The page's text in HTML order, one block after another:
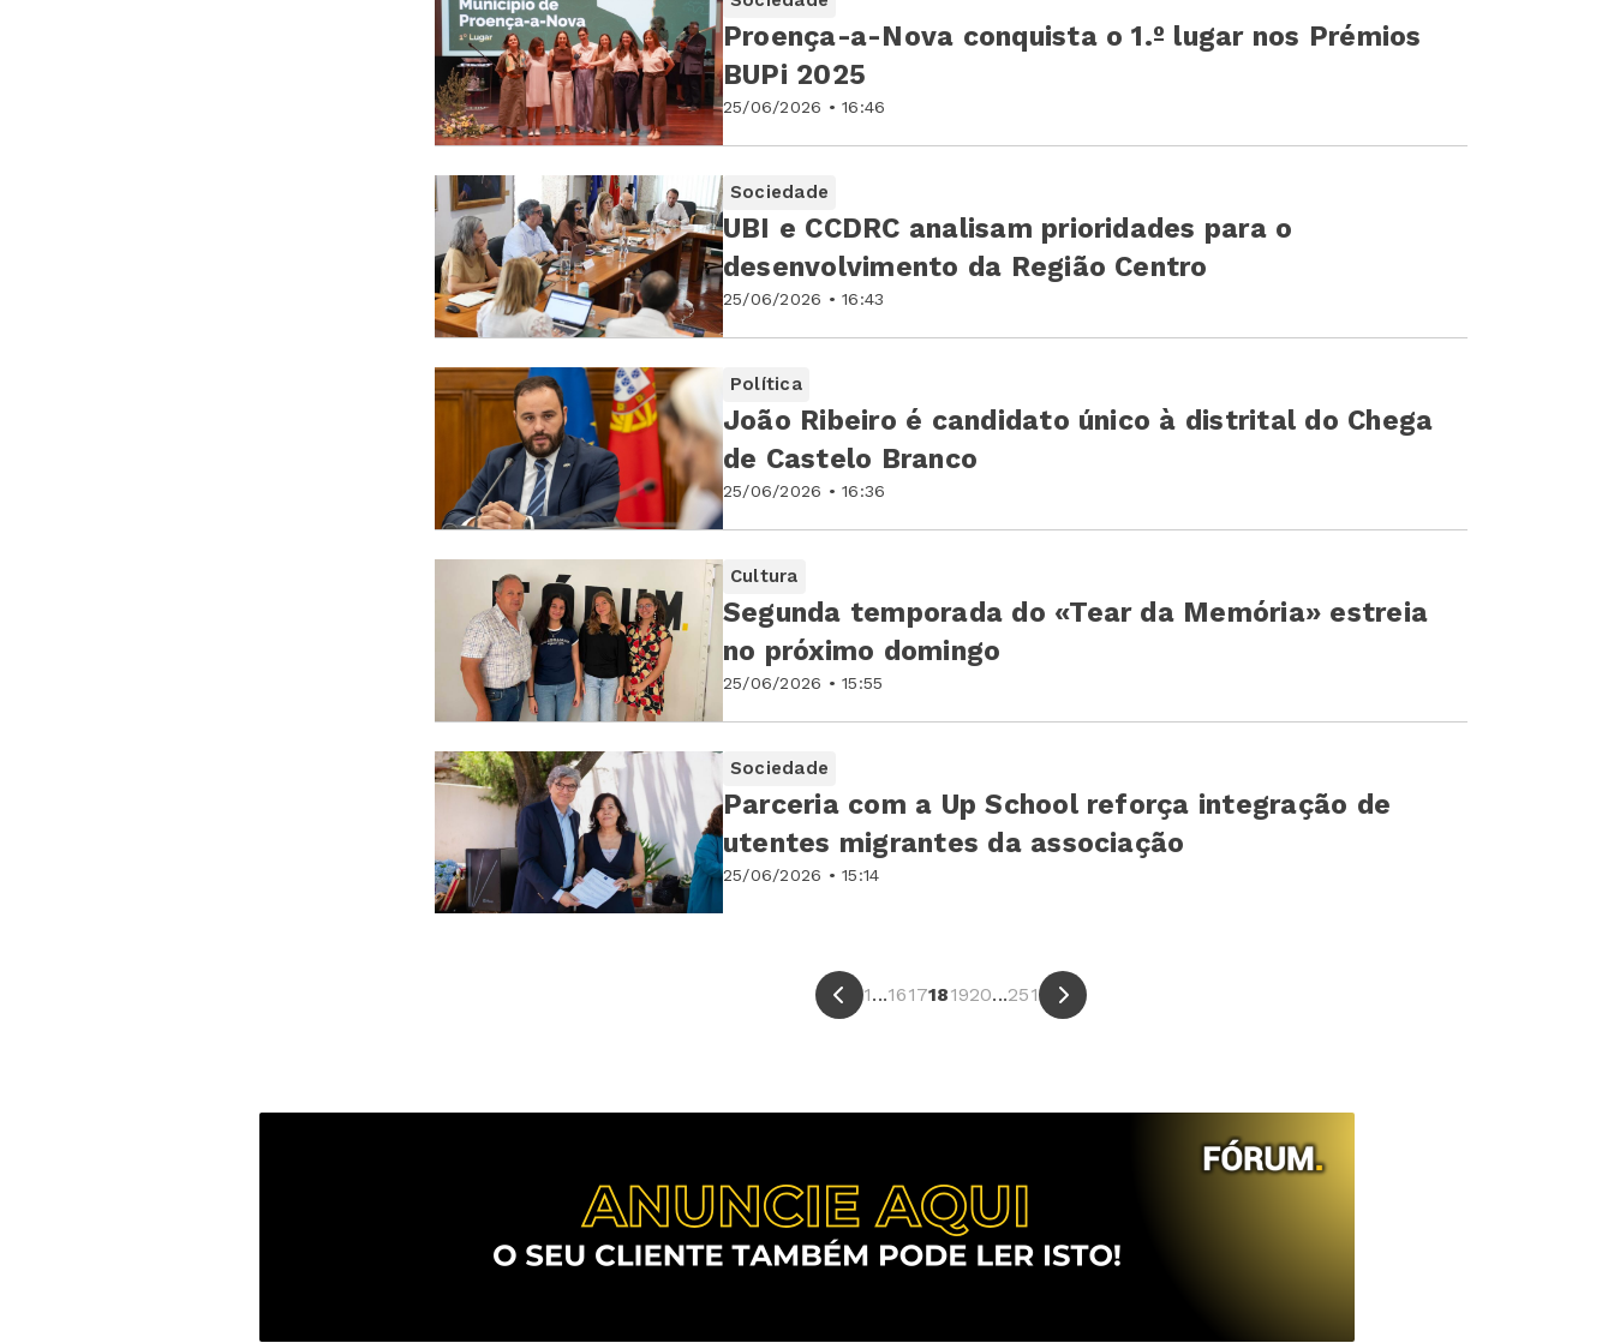
25/06/2026 • 16:46
Proença-a-Nova conquista o 1.º lugar nos Prémios
BUPi 2025
Sociedade
25/06/2026 • 16:43
UBI e CCDRC analisam prioridades para o
desenvolvimento da Região Centro
Política
25/06/2026 • 16:36
João Ribeiro é candidato único à distrital do Chega
de Castelo Branco
Cultura
25/06/2026 • 15:55
Segunda temporada do «Tear da Memória» estreia
no próximo domingo
Sociedade
25/06/2026 • 15:14
Parceria com a Up School reforça integração de
utentes migrantes da associação
1...1617181920...251